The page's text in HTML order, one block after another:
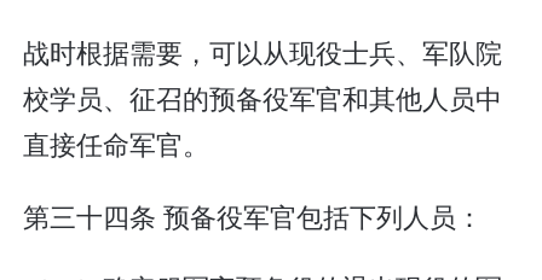
战时根据需要，可以从现役士兵、军队院
校学员、征召的预备役军官和其他人员中
直接任命军官。
第三十四条 预备役军官包括下列人员：